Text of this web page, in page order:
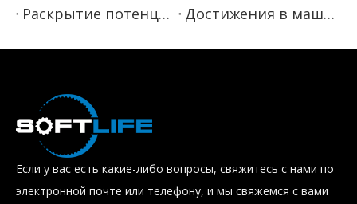
Раскрытие потенциала станков для резки пенопласта с ЧПУ
Достижения в машинах для изготовления губки
Если у вас есть какие-либо вопросы, свяжитесь с нами по
электронной почте или телефону, и мы свяжемся с вами